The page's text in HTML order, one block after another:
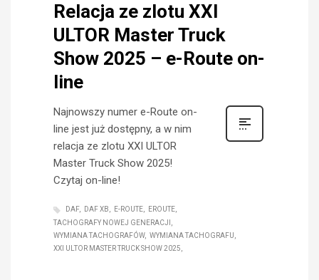
Relacja ze zlotu XXI
ULTOR Master Truck
Show 2025 – e-Route on-
line
Najnowszy numer e-Route on-
line jest już dostępny, a w nim
relacja ze zlotu XXI ULTOR
Master Truck Show 2025!
Czytaj on-line!
DAF DAF XB E-ROUTE
EROUTE
TACHOGRAFY NOWEJ GENERACJI
WYMIANA TACHOGRAFÓW
WYMIANA TACHOGRAFU
XXI ULTOR MASTER TRUCK SHOW 2025